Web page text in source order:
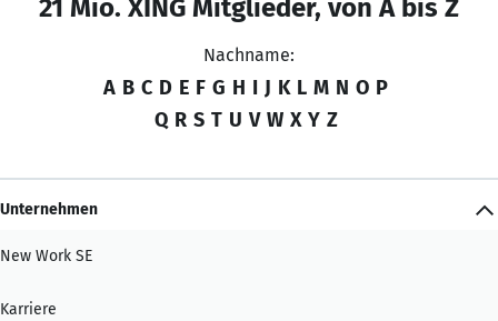
21 Mio. XING Mitglieder, von A bis Z
Nachname:
A B C D E F G H I J K L M N O P
Q R S T U V W X Y Z
Unternehmen
New Work SE
Karriere